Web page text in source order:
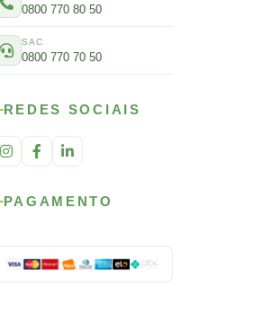
0800 770 80 50
SAC
0800 770 70 50
REDES SOCIAIS
PAGAMENTO